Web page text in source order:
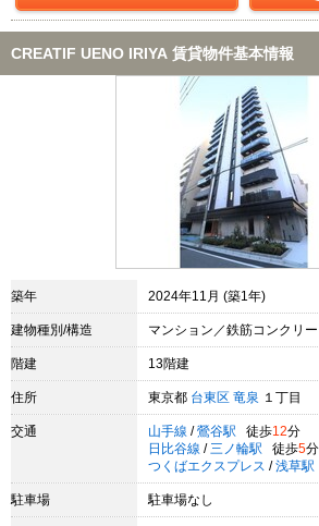
CREATIF UENO IRIYA 賃貸物件基本情報
築年 2024年11月 (築1年)
建物種別/構造 マンション／鉄筋コンクリ
階建 13階建
住所 東京都 台東区 竜泉 １丁目
交通 山手線 / 鶯谷駅 徒歩12分
日比谷線 / 三ノ輪駅 徒歩5分
つくばエクスプレス / 浅草駅
駐車場 駐車場なし